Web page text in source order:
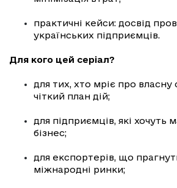
практичні кейси: досвід
українських підприємців.
Для кого цей серіал?
для тих, хто мріє про
чіткий план дій;
для підприємців, які хочуть
бізнес;
для експортерів, що
міжнародні ринки;